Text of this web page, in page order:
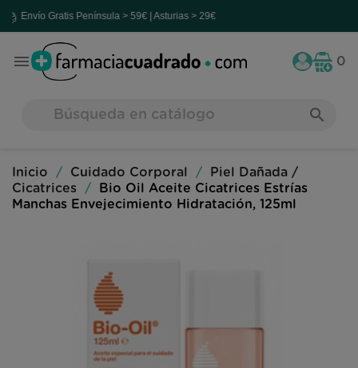
GratisPenínsula > 59€ | Asturias > 29€
 0
search
Inicio Cuidado Corporal
Piel Dañada /
Cicatrices
Bio Oil Aceite Cicatrices Estrías
Manchas Envejecimiento Hidratación, 125ml